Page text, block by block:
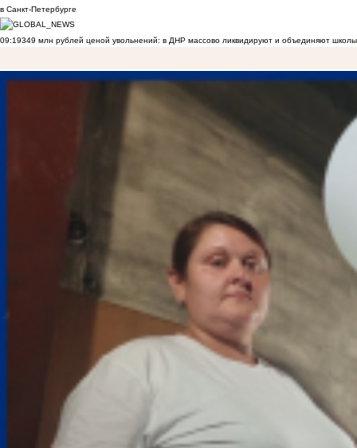
в Санкт-Петербурге
09:19349 млн рублей ценой увольнений: в ДНР массово ликвидируют и объединяют